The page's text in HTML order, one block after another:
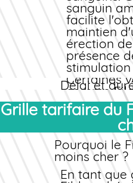
Le Fildena
forme de
pelliculés
Certaines
comme
Active
Fildena CT
croquer)
qui
différente
sanguin
facilite
maintien
érection
présence
stimulation
Délai et
Le Fildena
30 à 60
ingestion.
persiste
heures,
fenêtre
Grille tarifaire du Fildena : prix moins
Pourquoi le
moins cher ?
En tant que